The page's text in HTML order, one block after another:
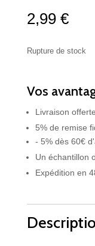
2,99 €
Rupture de stock
Vos
Livraison
5% de remise
- 5% dès 60€
Un échantillon
Expédition en